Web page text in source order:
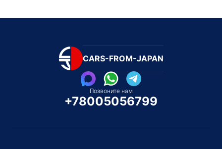
CARS-FROM-JAPAN
Позвоните нам
+78005056799